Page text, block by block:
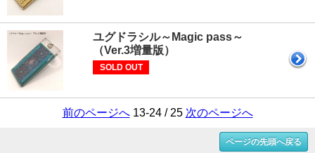
ユグドラシル～Magic pass～
（Ver.3増量版）
SOLD OUT
前のページへ13-24 / 25 次のページへ
ページの先頭へ戻る